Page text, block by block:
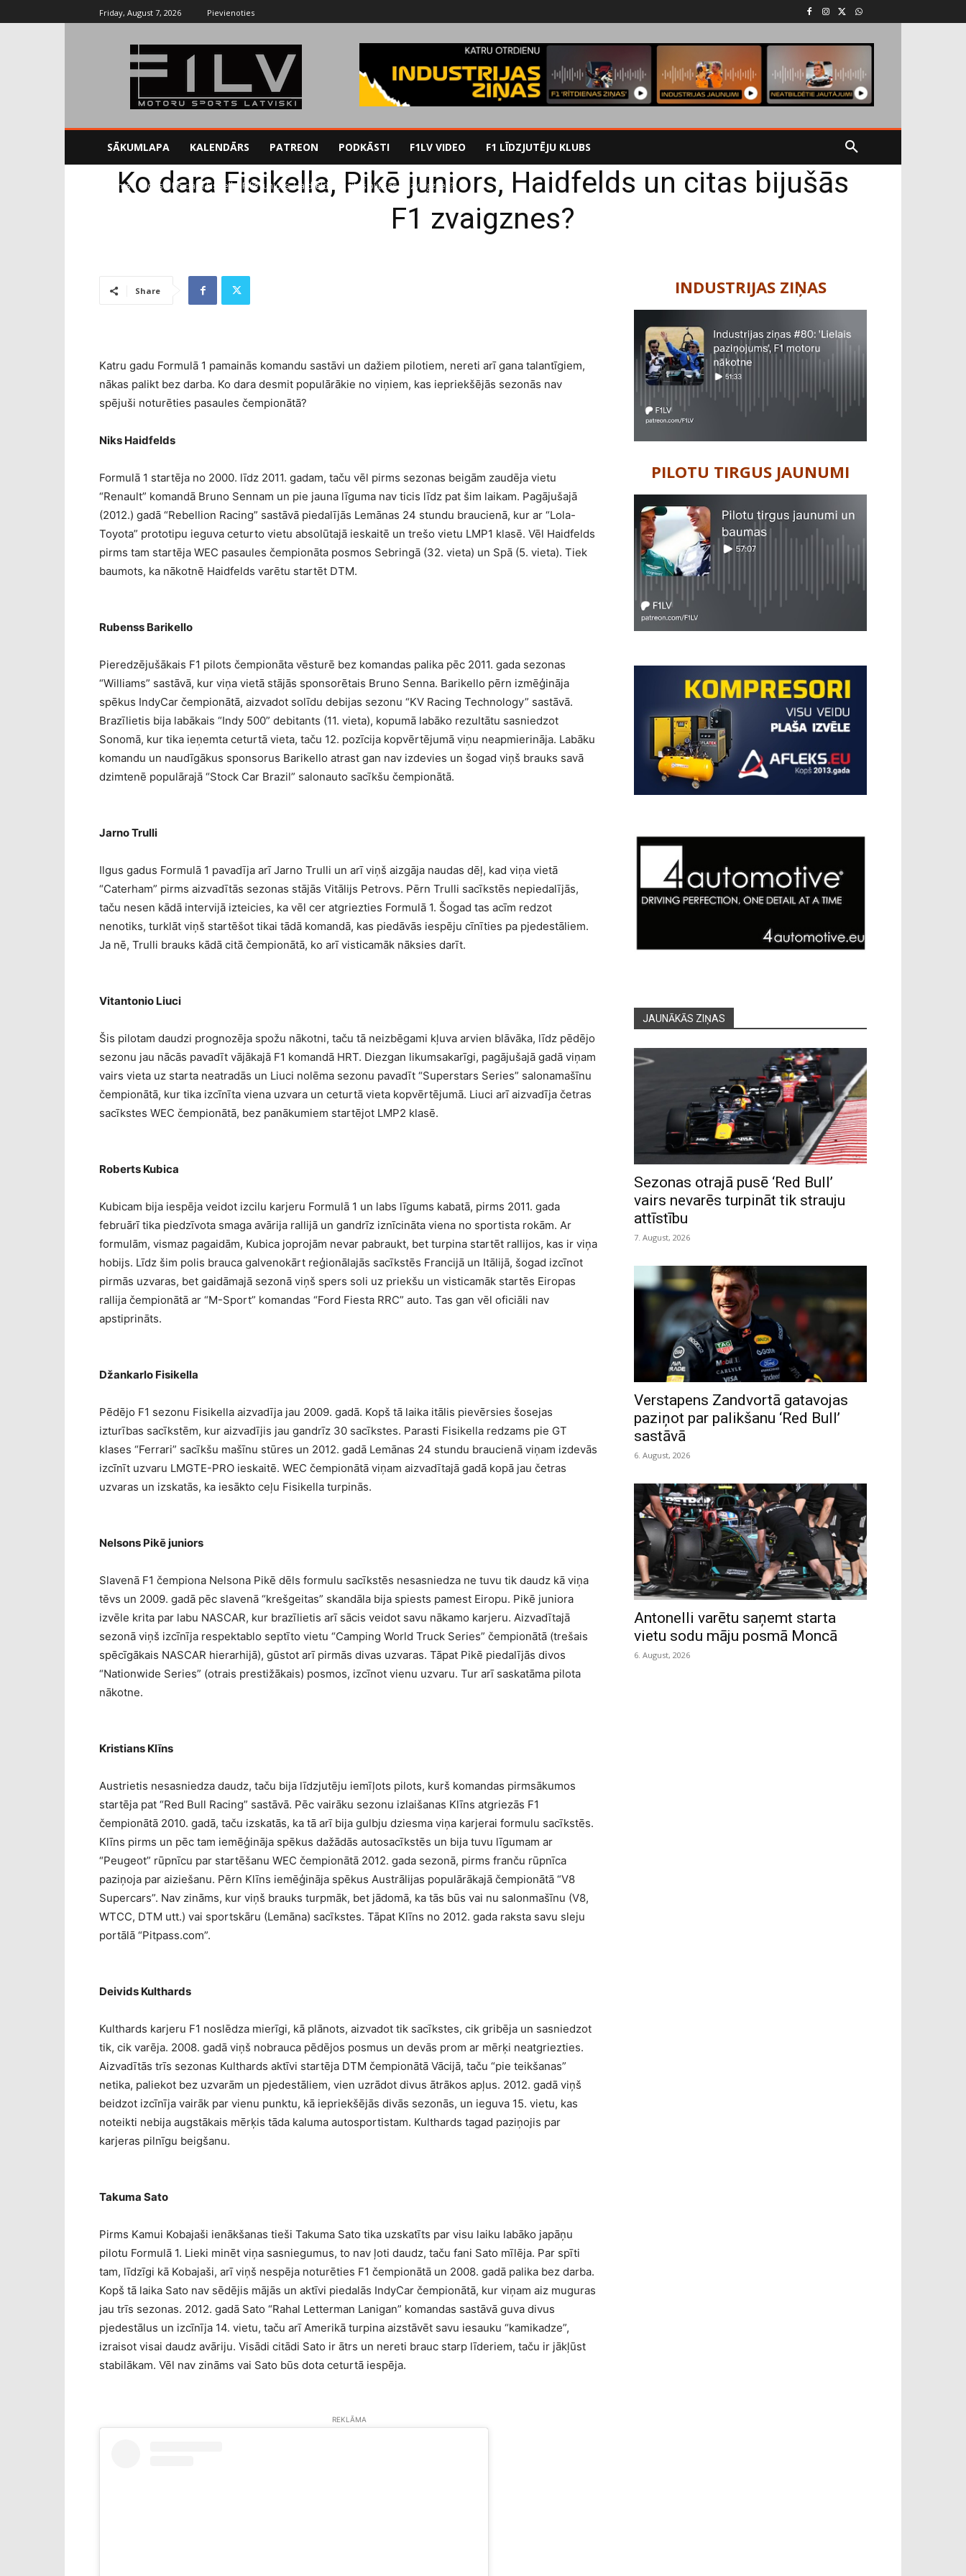
Friday, August 7, 2026 Pievienoties
SĀKUMLAPA KALENDĀRS PATREON PODKĀSTI F1LV VIDEO F1 LĪDZJUTĒJU KLUBS
Sākums Blogs Ko dara Fisikella, Pikē juniors, Haidfelds un citas bijušās F1 zvaigznes?
Ko dara Fisikella, Pikē juniors, Haidfelds un citas bijušās
F1 zvaigznes?
Share
Katru gadu Formulā 1 pamainās komandu sastāvi un dažiem pilotiem, nereti arī gana talantīgiem,
nākas palikt bez darba. Ko dara desmit populārākie no viņiem, kas iepriekšējās sezonās nav
spējuši noturēties pasaules čempionātā?
Niks Haidfelds
Formulā 1 startēja no 2000. līdz 2011. gadam, taču vēl pirms sezonas beigām zaudēja vietu
“Renault” komandā Bruno Sennam un pie jauna līguma nav ticis līdz pat šim laikam. Pagājušajā
(2012.) gadā “Rebellion Racing” sastāvā piedalījās Lemānas 24 stundu braucienā, kur ar “Lola-
Toyota” prototipu ieguva ceturto vietu absolūtajā ieskaitē un trešo vietu LMP1 klasē. Vēl Haidfelds
pirms tam startēja WEC pasaules čempionāta posmos Sebringā (32. vieta) un Spā (5. vieta). Tiek
baumots, ka nākotnē Haidfelds varētu startēt DTM.
Rubenss Barikello
Pieredzējušākais F1 pilots čempionāta vēsturē bez komandas palika pēc 2011. gada sezonas
“Williams” sastāvā, kur viņa vietā stājās sponsorētais Bruno Senna. Barikello pērn izmēģināja
spēkus IndyCar čempionātā, aizvadot solīdu debijas sezonu “KV Racing Technology” sastāvā.
Brazīlietis bija labākais “Indy 500” debitants (11. vieta), kopumā labāko rezultātu sasniedzot
Sonomā, kur tika ieņemta ceturtā vieta, taču 12. pozīcija kopvērtējumā viņu neapmierināja. Labāku
komandu un naudīgākus sponsorus Barikello atrast gan nav izdevies un šogad viņš brauks savā
dzimtenē populārajā “Stock Car Brazil” salonauto sacīkšu čempionātā.
Jarno Trulli
Ilgus gadus Formulā 1 pavadīja arī Jarno Trulli un arī viņš aizgāja naudas dēļ, kad viņa vietā
“Caterham” pirms aizvadītās sezonas stājās Vitālijs Petrovs. Pērn Trulli sacīkstēs nepiedalījās,
taču nesen kādā intervijā izteicies, ka vēl cer atgriezties Formulā 1. Šogad tas acīm redzot
nenotiks, turklāt viņš startēšot tikai tādā komandā, kas piedāvās iespēju cīnīties pa pjedestāliem.
Ja nē, Trulli brauks kādā citā čempionātā, ko arī visticamāk nāksies darīt.
Vitantonio Liuci
Šis pilotam daudzi prognozēja spožu nākotni, taču tā neizbēgami kļuva arvien blāvāka, līdz pēdējo
sezonu jau nācās pavadīt vājākajā F1 komandā HRT. Diezgan likumsakarīgi, pagājušajā gadā viņam
vairs vieta uz starta neatradās un Liuci nolēma sezonu pavadīt “Superstars Series” salonamašīnu
čempionātā, kur tika izcīnīta viena uzvara un ceturtā vieta kopvērtējumā. Liuci arī aizvadīja četras
sacīkstes WEC čempionātā, bez panākumiem startējot LMP2 klasē.
Roberts Kubica
Kubicam bija iespēja veidot izcilu karjeru Formulā 1 un labs līgums kabatā, pirms 2011. gada
februārī tika piedzīvota smaga avārija rallijā un gandrīz iznīcināta viena no sportista rokām. Ar
formulām, vismaz pagaidām, Kubica joprojām nevar pabraukt, bet turpina startēt rallijos, kas ir viņa
hobijs. Līdz šim polis brauca galvenokārt reģionālajās sacīkstēs Francijā un Itālijā, šogad izcīnot
pirmās uzvaras, bet gaidāmajā sezonā viņš spers soli uz priekšu un visticamāk startēs Eiropas
rallija čempionātā ar “M-Sport” komandas “Ford Fiesta RRC” auto. Tas gan vēl oficiāli nav
apstiprināts.
Džankarlo Fisikella
Pēdējo F1 sezonu Fisikella aizvadīja jau 2009. gadā. Kopš tā laika itālis pievērsies šosejas
izturības sacīkstēm, kur aizvadījis jau gandrīz 30 sacīkstes. Parasti Fisikella redzams pie GT
klases “Ferrari” sacīkšu mašīnu stūres un 2012. gadā Lemānas 24 stundu braucienā viņam izdevās
izcīnīt uzvaru LMGTE-PRO ieskaitē. WEC čempionātā viņam aizvadītajā gadā kopā jau četras
uzvaras un izskatās, ka iesākto ceļu Fisikella turpinās.
Nelsons Pikē juniors
Slavenā F1 čempiona Nelsona Pikē dēls formulu sacīkstēs nesasniedza ne tuvu tik daudz kā viņa
tēvs un 2009. gadā pēc slavenā “krešgeitas” skandāla bija spiests pamest Eiropu. Pikē juniora
izvēle krita par labu NASCAR, kur brazīlietis arī sācis veidot savu nākamo karjeru. Aizvadītajā
sezonā viņš izcīnīja respektablo septīto vietu “Camping World Truck Series” čempionātā (trešais
spēcīgākais NASCAR hierarhijā), gūstot arī pirmās divas uzvaras. Tāpat Pikē piedalījās divos
“Nationwide Series” (otrais prestižākais) posmos, izcīnot vienu uzvaru. Tur arī saskatāma pilota
nākotne.
Kristians Klīns
Austrietis nesasniedza daudz, taču bija līdzjutēju iemīļots pilots, kurš komandas pirmsākumos
startēja pat “Red Bull Racing” sastāvā. Pēc vairāku sezonu izlaišanas Klīns atgriezās F1
čempionātā 2010. gadā, taču izskatās, ka tā arī bija gulbju dziesma viņa karjerai formulu sacīkstēs.
Klīns pirms un pēc tam iemēģināja spēkus dažādās autosacīkstēs un bija tuvu līgumam ar
“Peugeot” rūpnīcu par startēšanu WEC čempionātā 2012. gada sezonā, pirms franču rūpnīca
paziņoja par aiziešanu. Pērn Klīns iemēģināja spēkus Austrālijas populārākajā čempionātā “V8
Supercars”. Nav zināms, kur viņš brauks turpmāk, bet jādomā, ka tās būs vai nu salonmašīnu (V8,
WTCC, DTM utt.) vai sportskāru (Lemāna) sacīkstes. Tāpat Klīns no 2012. gada raksta savu sleju
portālā “Pitpass.com”.
Deivids Kulthards
Kulthards karjeru F1 noslēdza mierīgi, kā plānots, aizvadot tik sacīkstes, cik gribēja un sasniedzot
tik, cik varēja. 2008. gadā viņš nobrauca pēdējos posmus un devās prom ar mērķi neatgriezties.
Aizvadītās trīs sezonas Kulthards aktīvi startēja DTM čempionātā Vācijā, taču “pie teikšanas”
netika, paliekot bez uzvarām un pjedestāliem, vien uzrādot divus ātrākos apļus. 2012. gadā viņš
beidzot izcīnīja vairāk par vienu punktu, kā iepriekšējās divās sezonās, un ieguva 15. vietu, kas
noteikti nebija augstākais mērķis tāda kaluma autosportistam. Kulthards tagad paziņojis par
karjeras pilnīgu beigšanu.
Takuma Sato
Pirms Kamui Kobajaši ienākšanas tieši Takuma Sato tika uzskatīts par visu laiku labāko japāņu
pilotu Formulā 1. Lieki minēt viņa sasniegumus, to nav ļoti daudz, taču fani Sato mīlēja. Par spīti
tam, līdzīgi kā Kobajaši, arī viņš nespēja noturēties F1 čempionātā un 2008. gadā palika bez darba.
Kopš tā laika Sato nav sēdējis mājās un aktīvi piedalās IndyCar čempionātā, kur viņam aiz muguras
jau trīs sezonas. 2012. gadā Sato “Rahal Letterman Lanigan” komandas sastāvā guva divus
pjedestālus un izcīnīja 14. vietu, taču arī Amerikā turpina aizstāvēt savu iesauku “kamikadze”,
izraisot visai daudz avāriju. Visādi citādi Sato ir ātrs un nereti brauc starp līderiem, taču ir jākļūst
stabilākam. Vēl nav zināms vai Sato būs dota ceturtā iespēja.
REKLĀMA
INDUSTRIJAS ZIŅAS
PILOTU TIRGUS JAUNUMI
JAUNĀKĀS ZIŅAS
Sezonas otrajā pusē ‘Red Bull’
vairs nevarēs turpināt tik strauju
attīstību
7. August, 2026
Verstapens Zandvortā gatavojas
paziņot par palikšanu ‘Red Bull’
sastāvā
6. August, 2026
Antonelli varētu saņemt starta
vietu sodu māju posmā Moncā
6. August, 2026